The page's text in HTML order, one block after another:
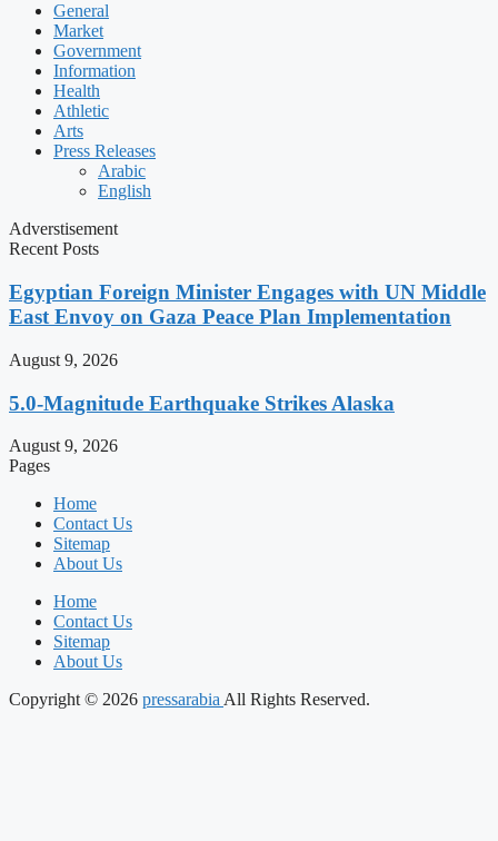
General
Market
Government
Information
Health
Athletic
Arts
Press Releases
Arabic
English
Adverstisement
Recent Posts
Egyptian Foreign Minister Engages with UN Middle
East Envoy on Gaza Peace Plan Implementation
August 9, 2026
5.0-Magnitude Earthquake Strikes Alaska
August 9, 2026
Pages
Home
Contact Us
Sitemap
About Us
Home
Contact Us
Sitemap
About Us
Copyright © 2026 pressarabia All Rights Reserved.